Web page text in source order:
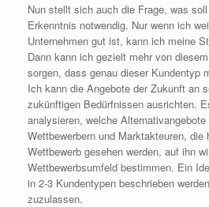
Nun stellt sich auch die Frage, was
Erkenntnis notwendig. Nur wenn ich
Unternehmen gut ist, kann ich meine
Dann kann ich gezielt mehr von
sorgen, dass genau dieser Kundentyp
Ich kann die Angebote der Zukunft an
zukünftigen Bedürfnissen ausrichten.
analysieren, welche
Wettbewerbern und Marktakteuren, die
Wettbewerb gesehen werden, auf ihn
Wettbewerbsumfeld bestimmen. Ein
in 2-3 Kundentypen beschrieben
zuzulassen.